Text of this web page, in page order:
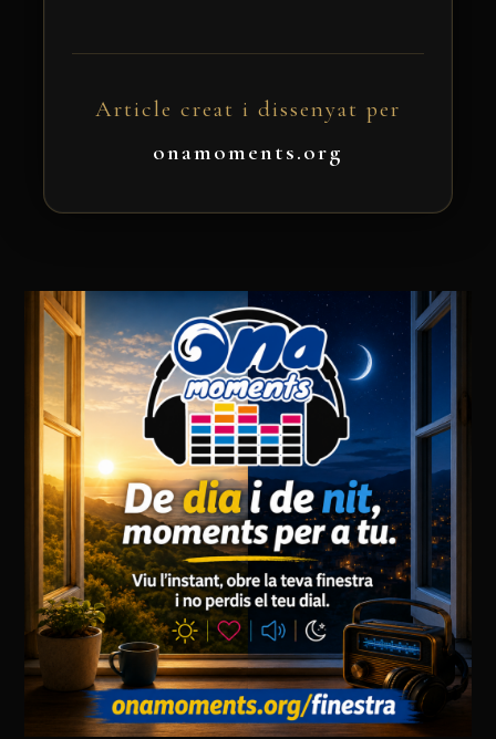
Article creat i dissenyat per
onamoments.org